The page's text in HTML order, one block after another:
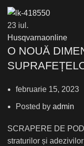
23 iul.
Husqvarnaonline
О NOUĂ
februarie 15, 2023
Posted by admin
SCRAPERE DE
straturilor și